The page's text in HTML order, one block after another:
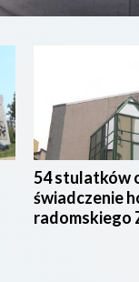
54 stulatków
świadczenie
radomskiego